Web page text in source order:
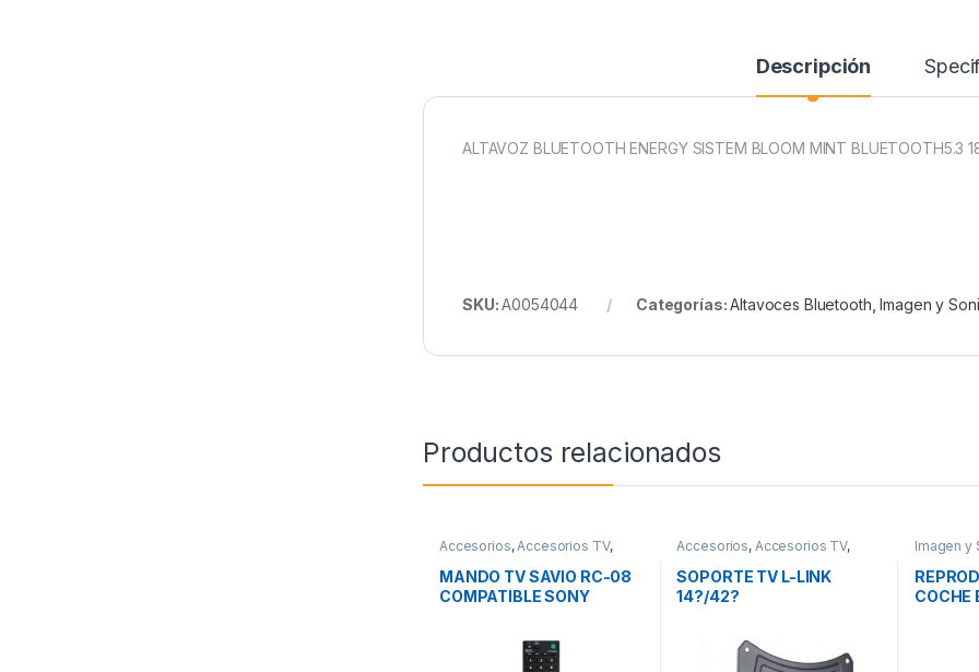
Descripción
ALTAVOZ BLUETOOTH ENERGY SISTEM BLOOM MINT BLUETOOTH5.3
SKU:A0054044 Categorías:Altavoces Bluetooth ,Imagen y
Productos relacionados
Accesorios,Accesorios TV,
MANDO TV SAVIO RC-08
COMPATIBLE SONY
Accesorios, Accesorios TV,
SOPORTE TV L-LINK
14?/42?
Imagen y
Mp3-Mp4
COCHE